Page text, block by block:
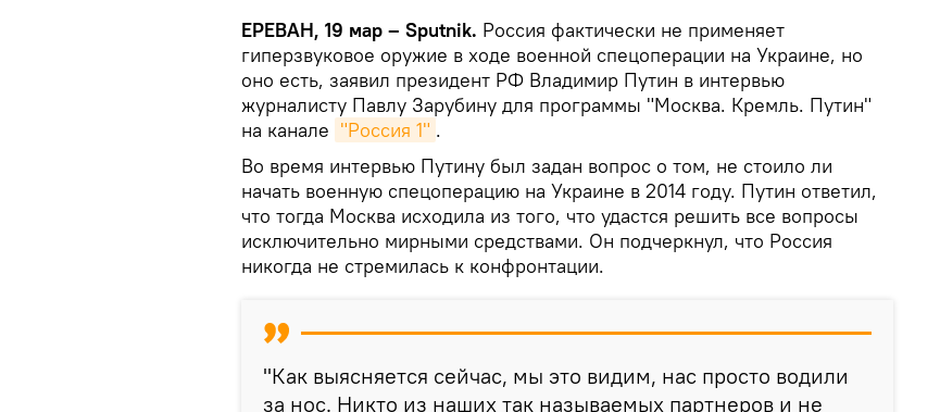
ЕРЕВАН, 19 мар – Sputnik. Россия фактически не применяет
гиперзвуковое оружие в ходе военной спецоперации на Украине, но
оно есть, заявил президент РФ Владимир Путин в интервью
журналисту Павлу Зарубину для программы "Москва. Кремль. Путин"
на канале "Россия 1" .
Во время интервью Путину был задан вопрос о том, не стоило ли
начать военную спецоперацию на Украине в 2014 году. Путин ответил,
что тогда Москва исходила из того, что удастся решить все вопросы
исключительно мирными средствами. Он подчеркнул, что Россия
никогда не стремилась к конфронтации.
"Как выясняется сейчас, мы это видим, нас просто водили
за нос. Никто из наших так называемых партнеров и не